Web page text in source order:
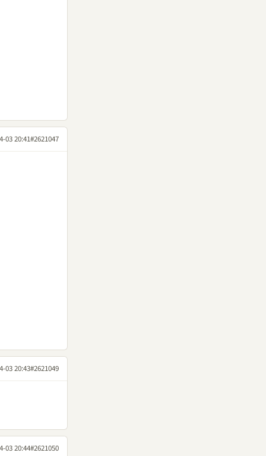
03 20:41#2621047
03 20:43#2621049
03 20:44#2621050